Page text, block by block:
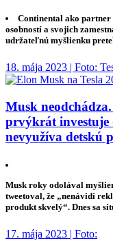
Continental ako
osobností a svojich
udržateľnú myšlienku
18. mája 2023 | Foto:
Musk
prvýkrát investuje
nevyužíva detskú
Musk roky odolával
tweetoval, že „nenávidí
produkt skvelý“. Dnes sa
17. mája 2023 | Foto: